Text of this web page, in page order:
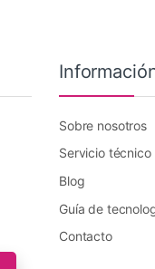
Sobre nosotros
Servicio técnico
Blog
Guía de
Contacto